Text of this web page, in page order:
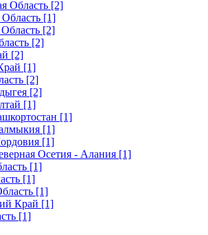
Область [2]
[1]
[2]
[2]
[2]
[1]
[2]
[2]
[1]
[1]
[1]
[1]
Осетия - Алания [1]
[1]
[1]
[1]
Край [1]
[1]